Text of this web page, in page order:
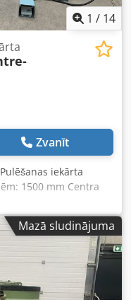
1 / 14
Zvanīt
iekārta
1500 mm Centra
diametrs: Ø
ātrums maināms
uzmava Aprīkota ar
pieslēgt gaisa
Spriegums:
x 1000 x 1900 mm
Mazā sludinājuma